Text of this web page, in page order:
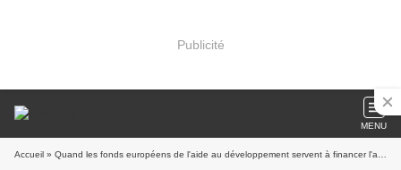
Publicité
MENU
Accueil » Quand les fonds européens de l'aide au développement servent à financer l'avortement dans le monde